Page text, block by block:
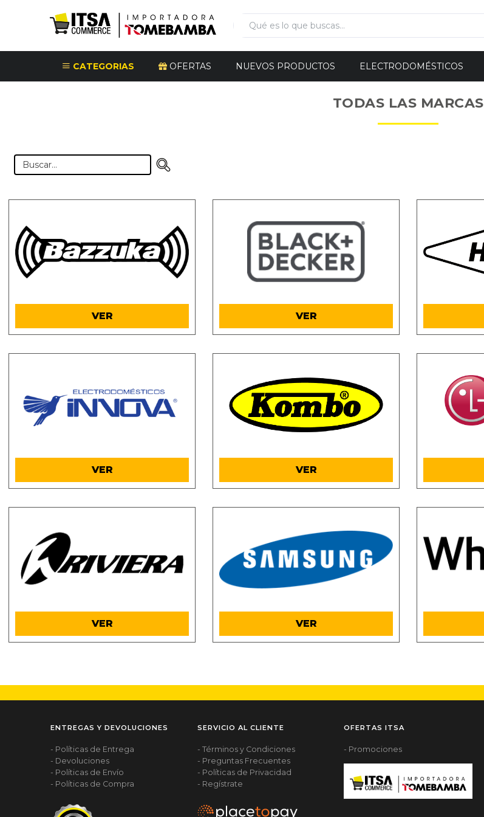
CATEGORIAS OFERTAS NUEVOS PRODUCTOS ELECTRODOMÉSTICOS
TODAS LAS MARCAS
VER VER
VER VER
VER VER
ENTREGAS Y DEVOLUCIONES
- Políticas de Entrega
- Devoluciones
- Políticas de Envío
- Políticas de Compra
SERVICIO AL CLIENTE
- Términos y Condiciones
- Preguntas Frecuentes
- Políticas de Privacidad
- Regístrate
OFERTAS ITSA
- Promociones